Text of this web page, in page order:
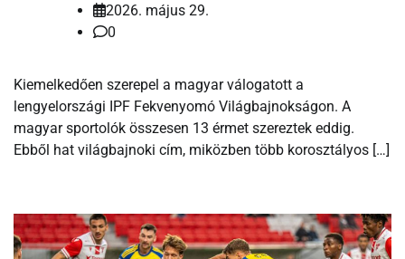
2026. május 29.
0
Kiemelkedően szerepel a magyar válogatott a
lengyelországi IPF Fekvenyomó Világbajnokságon. A
magyar sportolók összesen 13 érmet szereztek eddig.
Ebből hat világbajnoki cím, miközben több korosztályos […]